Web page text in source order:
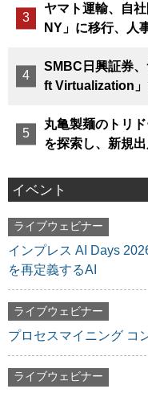
ヤマト運輸、自
NY」に移行、人
SMBC日興証券
ft Virtualization」
丸亀製麺のトリ
を探索し、新規
イベント
ライブウェビナー
インプレス AI Days
を再定義するAI
ライブウェビナー
プロセスマイニング コ
ライブウェビナー